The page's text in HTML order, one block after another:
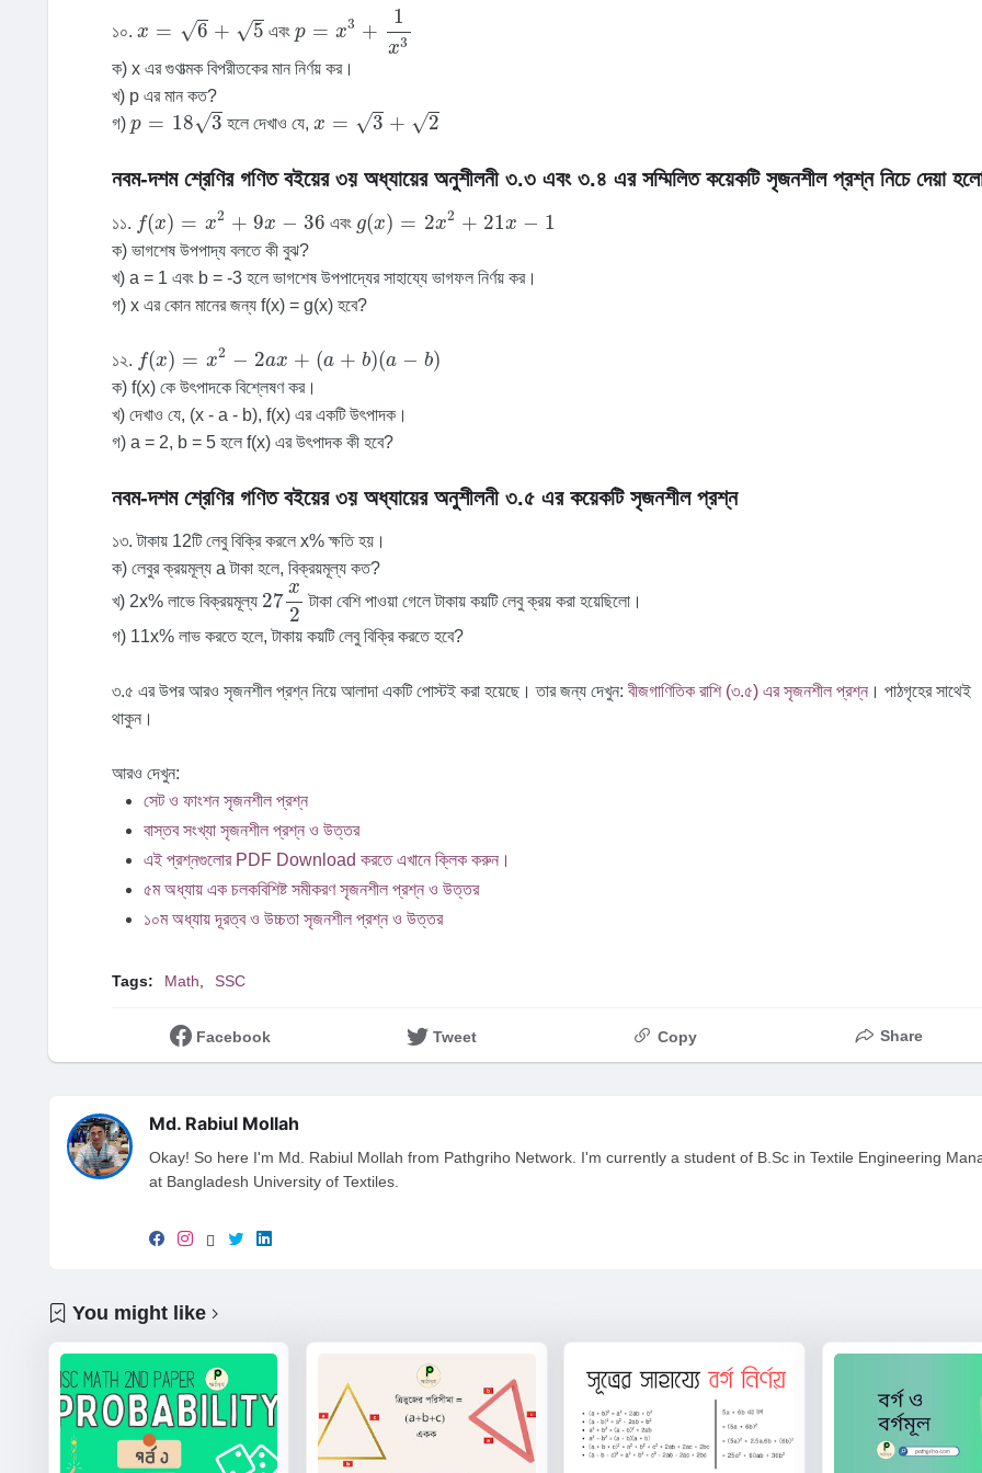
১০. x = √6 + √5
5
এবং p = x3 +
1
x3
ক) x এর গুণাত্মক বিপরীতকের মান নির্ণয় কর।
খ) p এর মান কত?
গ) p = 18√3
p 183
হলে দেখাও যে, x = √3 + √2
2
নবম-দশম শ্রেণির গণিত বইয়ের ৩য় অধ্যায়ের অনুশীলনী ৩.৩ এবং ৩.৪ এর সম্মিলিত কয়েকটি সৃজনশীল প্রশ্ন নিচে দেয়া
১১. f(x) = x2 + 9x − 36
(x = 9 36
এবং g(x) = 2x2 + 21x − 1
( ) x2 +21 x- 1
ক) ভাগশেষ উপপাদ্য বলতে কী বুঝ?
খ) a = 1 এবং b = -3 হলে ভাগশেষ উপপাদ্যের সাহায্যে ভাগফল নির্ণয় কর।
গ) x এর কোন মানের জন্য f(x) = g(x) হবে?
১২. f(x) = x2 − 2ax + (a + b)(a − b)
(x = 2a (a a
ক) f(x) কে উৎপাদকে বিশ্লেষণ কর।
খ) দেখাও যে, (x - a - b), f(x) এর একটি উৎপাদক।
গ) a = 2, b = 5 হলে f(x) এর উৎপাদক কী হবে?
নবম-দশম শ্রেণির গণিত বইয়ের ৩য় অধ্যায়ের অনুশীলনী ৩.৫ এর কয়েকটি সৃজনশীল প্রশ্ন
১৩. টাকায় 12টি লেবু বিক্রি করলে x% ক্ষতি হয়।
ক) লেবুর ক্রয়মূল্য a টাকা হলে, বিক্রয়মূল্য কত?
খ) 2x% লাভে বিক্রয়মূল্য 27
x
2
27 x2
টাকা বেশি পাওয়া গেলে টাকায় কয়টি লেবু ক্রয় করা হয়েছিলো।
গ) 11x% লাভ করতে হলে, টাকায় কয়টি লেবু বিক্রি করতে হবে?
৩.৫ এর উপর আরও সৃজনশীল প্রশ্ন নিয়ে আলাদা একটি পোস্টই করা হয়েছে। তার জন্য দেখুন:বীজগাণিতিক রাশি (৩.৫) এর সৃজনশীল প্রশ্ন। পাঠগৃহের সাথেই
থাকুন।
আরও দেখুন:
সেট ও ফাংশন সৃজনশীল প্রশ্ন
বাস্তব সংখ্যা সৃজনশীল প্রশ্ন ও উত্তর
এই প্রশ্নগুলোর PDF Download করতে এখানে ক্লিক করুন।
৫ম অধ্যায় এক চলকবিশিষ্ট সমীকরণ সৃজনশীল প্রশ্ন ও উত্তর
১০ম অধ্যায় দূরত্ব ও উচ্চতা সৃজনশীল প্রশ্ন ও উত্তর
Tags: Math SSC
Facebook Tweet Copy Share
Md. Rabiul Mollah
Okay! So here I'm Md. Rabiul Mollah from Pathgriho Network. I'm currently a student of B.Sc in Textile Engineering
at Bangladesh University of Textiles.
You might like